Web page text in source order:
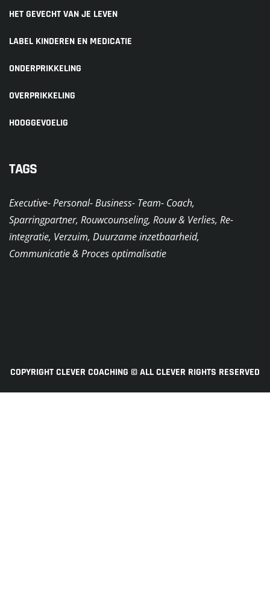
HET GEVECHT VAN JE LEVEN
LABEL KINDEREN EN MEDICATIE
ONDERPRIKKELING
OVERPRIKKELING
HOOGGEVOELIG
TAGS
Executive- Personal- Business- Team- Coach,
Sparringpartner, Rouwcounseling, Rouw & Verlies, Re-
ïntegratie, Verzuim, Duurzame inzetbaarheid,
Communicatie & Proces optimalisatie
COPYRIGHT CLEVER COACHING © ALL CLEVER RIGHTS RESERVED